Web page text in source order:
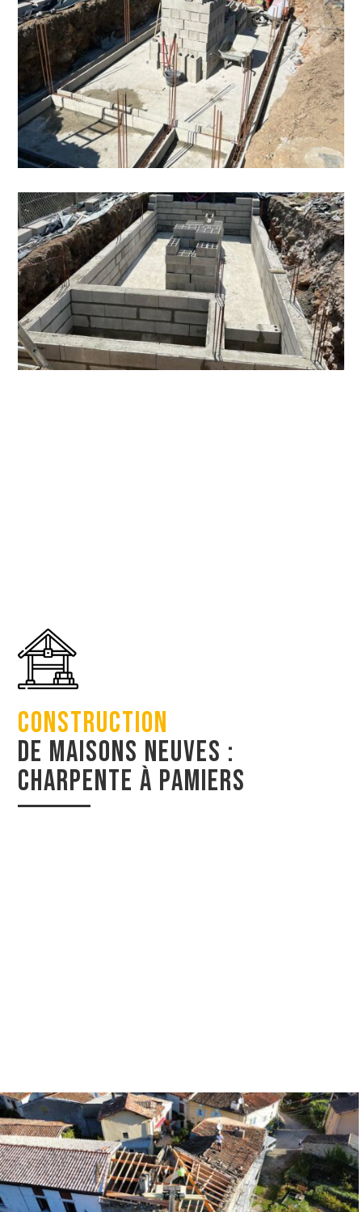
Construction
de maisons neuves :
charpente à Pamiers